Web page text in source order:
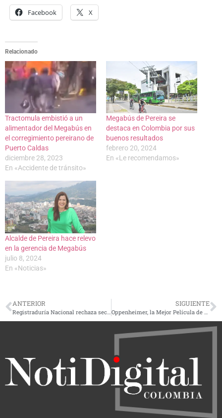
Facebook X
Relacionado
Tractomula embistió a un
alimentador del Megabús en
el corregimiento pereirano de
Puerto Caldas
diciembre 28, 2023
En «Accidente de tránsito»
Megabús de Pereira se
destaca en Colombia por sus
buenos resultados
febrero 20, 2024
En «Le recomendamos»
Alcalde de Pereira hace relevo
en la gerencia de Megabús
julio 8, 2024
En «Noticias»
ANTERIOR SIGUIENTE